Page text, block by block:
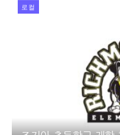
로컬